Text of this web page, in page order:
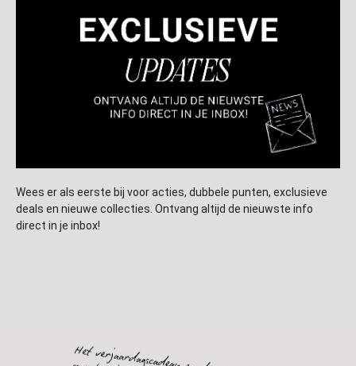
Wees er als eerste bij voor acties, dubbele punten, exclusieve
deals en nieuwe collecties. Ontvang altijd de nieuwste info
direct in je inbox!